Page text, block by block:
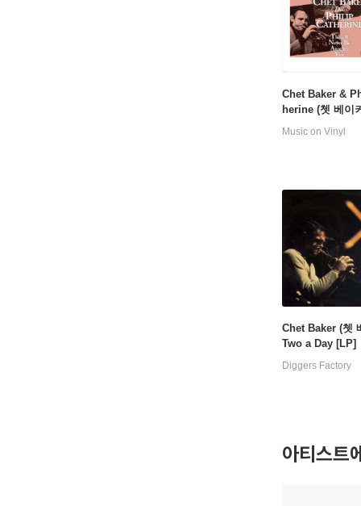
Chet Baker &
herine (쳇 베이
립 캐서린) -
er Be Another
Music on Vinyl
Chet Baker (쳇
Two a Day [LP]
Diggers Factory
아티스트